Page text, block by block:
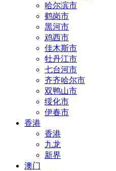
哈尔滨市
鹤岗市
黑河市
鸡西市
佳木斯市
牡丹江市
七台河市
齐齐哈尔市
双鸭山市
绥化市
伊春市
香港
香港
九龙
新界
澳门